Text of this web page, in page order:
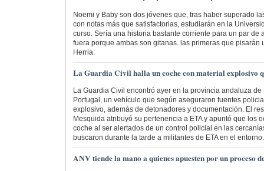
Noemi y Baby son dos jóvenes que, tras haber superado
con notas más que satisfactorias, estudiarán en la
curso. Sería una historia bastante corriente para un par de
fuera porque ambas son gitanas. las primeras que pisarán
Herria.
La Guardia Civil halla un coche con material explosivo
La Guardia Civil encontró ayer en la provincia andaluza de
Portugal, un vehículo que según aseguraron fuentes
explosivo, además de detonadores y documentación. El
Mesquida atribuyó su pertenencia a ETA y apuntó que los
coche al ser alertados de un control policial en las
buscaron durante la tarde a militantes de ETA en el entorno.
ANV tiende la mano a quienes apuesten por un proceso